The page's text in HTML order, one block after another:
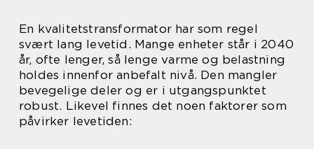
En kvalitetstransformator har som regel
svært lang levetid. Mange enheter står i 2040
år, ofte lenger, så lenge varme og belastning
holdes innenfor anbefalt nivå. Den mangler
bevegelige deler og er i utgangspunktet
robust. Likevel finnes det noen faktorer som
påvirker levetiden: